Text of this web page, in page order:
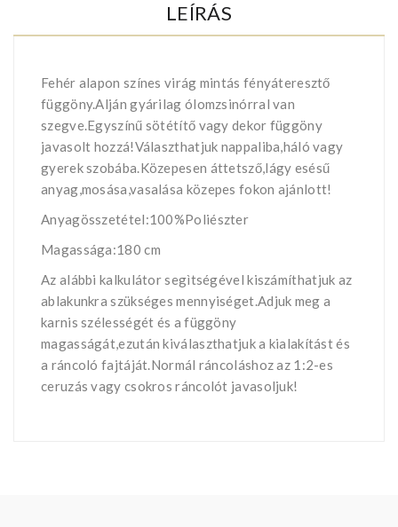
LEÍRÁS
Fehér alapon színes virág mintás fényáteresztő
függöny.Alján gyárilag ólomzsinórral van
szegve.Egyszínű sötétítő vagy dekor függöny
javasolt hozzá!Választhatjuk nappaliba,háló vagy
gyerek szobába.Közepesen áttetsző,lágy esésű
anyag,mosása,vasalása közepes fokon ajánlott!
Anyagösszetétel:100%Poliészter
Magassága:180 cm
Az alábbi kalkulátor segìtségével kiszámíthatjuk az
ablakunkra szükséges mennyiséget.Adjuk meg a
karnis szélességét és a függöny
magasságát,ezután kiválaszthatjuk a kialakítást és
a ráncoló fajtáját.Normál ráncoláshoz az 1:2-es
ceruzás vagy csokros ráncolót javasoljuk!